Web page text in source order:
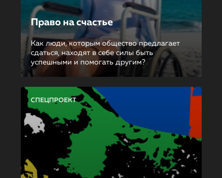
Право на счастье
Как люди, которым общество предлагает
сдаться, находят в себе силы быть
успешными и помогать другим?
СПЕЦПРОЕКТ